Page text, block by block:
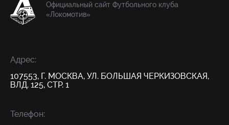
Официальный сайт Футбольного клуба
«Локомотив»
Адрес:
107553, Г. МОСКВА, УЛ. БОЛЬШАЯ ЧЕРКИЗОВСКАЯ,
ВЛД. 125, СТР. 1
Телефон: